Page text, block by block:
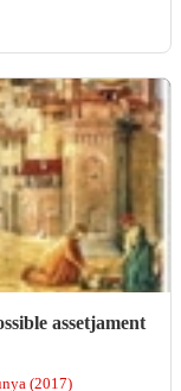
assetjament
(2017)